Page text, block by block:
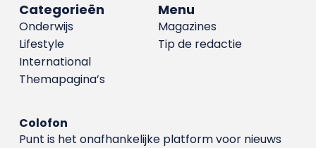
Menu
Magazines
Tip de redactie
Categorieën
Onderwijs
Lifestyle
International
Themapagina’s
Colofon
Punt is het onafhankelijke platform voor nieuws